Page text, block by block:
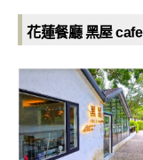
花蓮餐廳黑屋 cafe